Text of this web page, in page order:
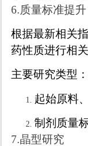
6.质量标准提升
根据最新相关
药性质进行相
主要研究类型：
起始原料
制剂质量
7.晶型研究